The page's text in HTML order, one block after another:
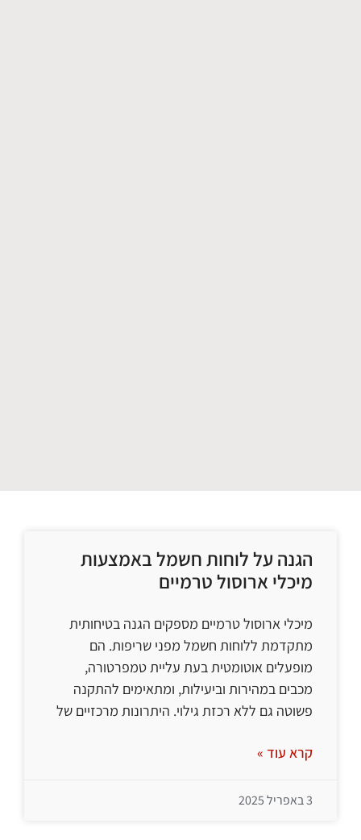
הגנה על לוחות חשמל באמצעות
מיכלי ארוסול טרמיים
מיכלי ארוסול טרמיים מספקים הגנה בטיחותית
מתקדמת ללוחות חשמל מפני שריפות. הם
מופעלים אוטומטית בעת עליית טמפרטורה,
מכבים במהירות וביעילות, ומתאימים להתקנה
פשוטה גם ללא רכזת גילוי. היתרונות מרכזיים של
קרא עוד »
3 באפריל 2025